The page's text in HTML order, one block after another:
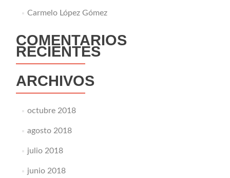
Carmelo López Gómez
COMENTARIOS
RECIENTES
ARCHIVOS
octubre 2018
agosto 2018
julio 2018
junio 2018